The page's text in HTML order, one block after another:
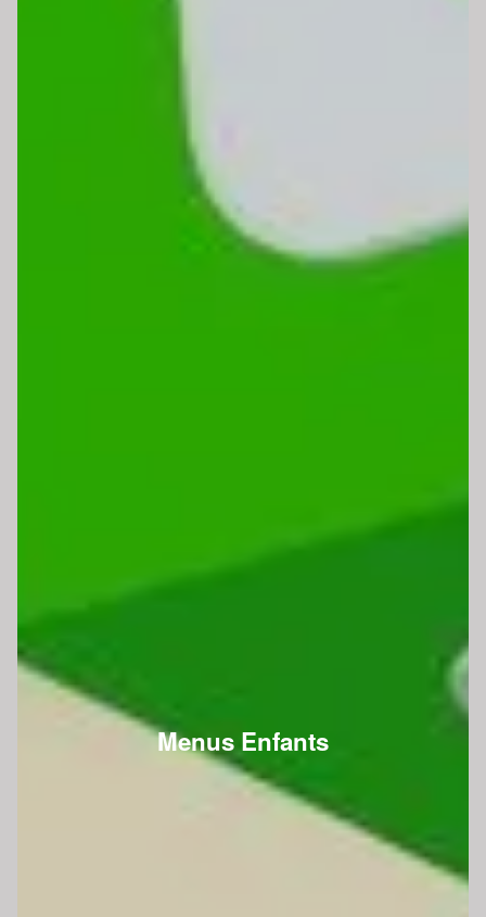
Menus Enfants